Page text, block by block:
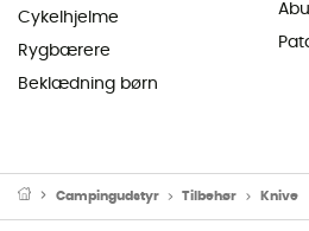
Cykelhjelme
Rygbærere
Beklædning børn
Campingudstyr Tilbehør Knive